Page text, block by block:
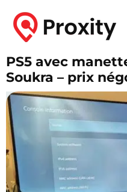
PS5 avec
Soukra – prix